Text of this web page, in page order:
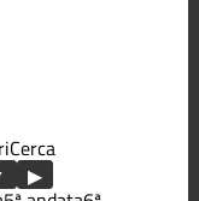
Cerca
▶